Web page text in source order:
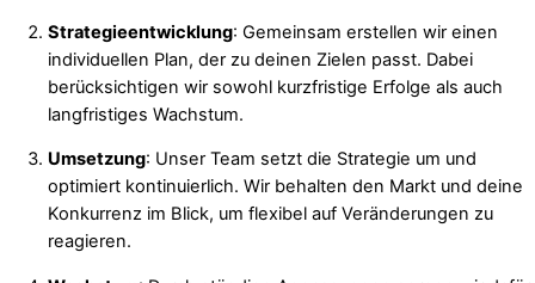
Strategieentwicklung: Gemeinsam erstellen wir einen
individuellen Plan, der zu deinen Zielen passt. Dabei
berücksichtigen wir sowohl kurzfristige Erfolge als auch
langfristiges Wachstum.
Umsetzung: Unser Team setzt die Strategie um und
optimiert kontinuierlich. Wir behalten den Markt und deine
Konkurrenz im Blick, um flexibel auf Veränderungen zu
reagieren.